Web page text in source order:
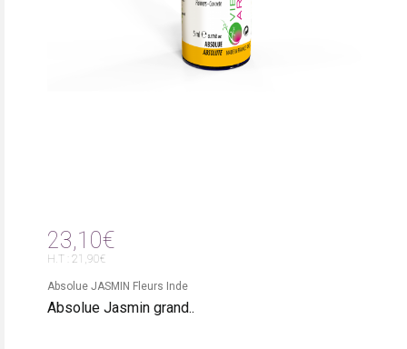
23,10€
H.T : 21,90€
Absolue JASMIN Fleurs Inde
Absolue Jasmin grand..